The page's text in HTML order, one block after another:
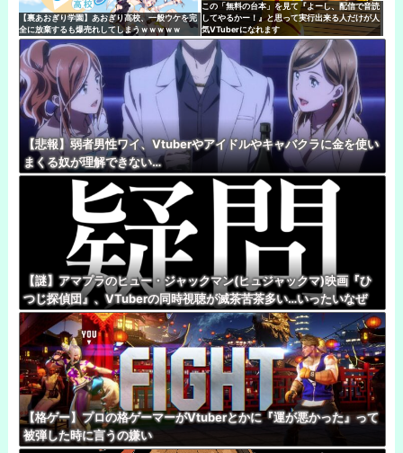
【裏あおぎり学園】あおぎり高校、一般ウケを完
全に放棄するも爆売れしてしまうｗｗｗｗｗ
この「無料の台本」を見て『よーし、配信で音読
してやるかー！』と思って実行出来る人だけが人
気VTuberになれます
【悲報】弱者男性ワイ、Vtuberやアイドルやキャバクラに金を使い
まくる奴が理解できない…
【謎】アマプラのヒュー・ジャックマン(ヒュジャックマ)映画『ひ
つじ探偵団』、VTuberの同時視聴が滅茶苦茶多い…いったいなぜ
【格ゲー】プロの格ゲーマーがVtuberとかに『運が悪かった』って
被弾した時に言うの嫌い